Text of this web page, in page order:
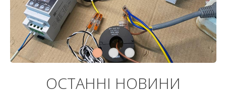
ОСТАННІ НОВИНИ